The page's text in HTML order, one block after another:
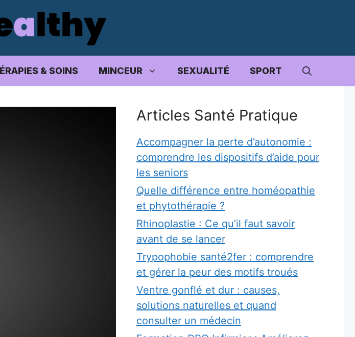
& SOINS MINCEUR SEXUALITÉ SPORT
Articles Santé Pratique
Accompagner la perte d’autonomie :
comprendre les dispositifs d’aide pour
les seniors
Quelle différence entre homéopathie
et phytothérapie ?
Rhinoplastie : Ce qu’il faut savoir
avant de se lancer
Trypophobie santé2fer : comprendre
et gérer la peur des motifs troués
Ventre gonflé et dur : causes,
solutions naturelles et quand
consulter un médecin